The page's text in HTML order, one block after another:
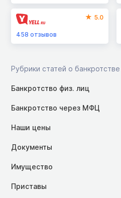
5.0
458 отзывов
Рубрики статей о банкротстве
Банкротство физ. лиц
Банкротство через МФЦ
Наши цены
Документы
Имущество
Приставы